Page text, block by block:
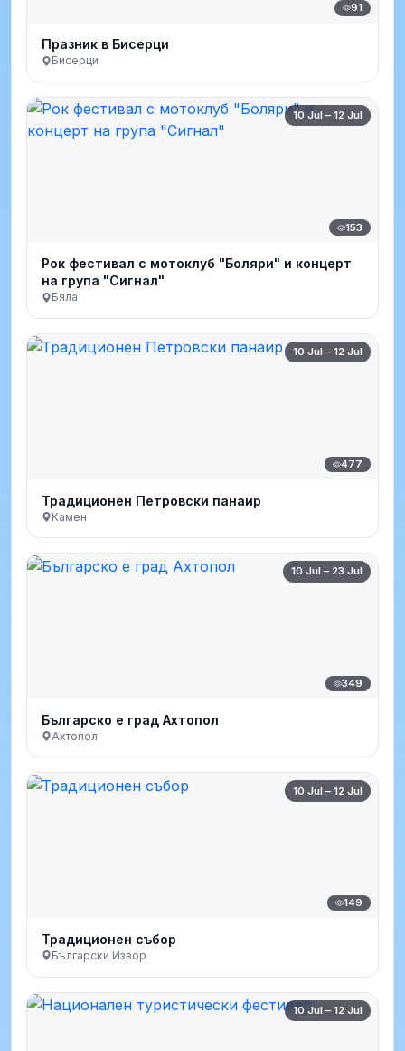
91
Празник в Бисерци
Бисерци
10 Jul – 12 Jul
153
Рок фестивал с мотоклуб "Боляри" и концерт
на група "Сигнал"
Бяла
10 Jul – 12 Jul
477
Традиционен Петровски панаир
Камен
10 Jul – 23 Jul
349
Българско е град Ахтопол
Ахтопол
10 Jul – 12 Jul
149
Традиционен събор
Български Извор
10 Jul – 12 Jul